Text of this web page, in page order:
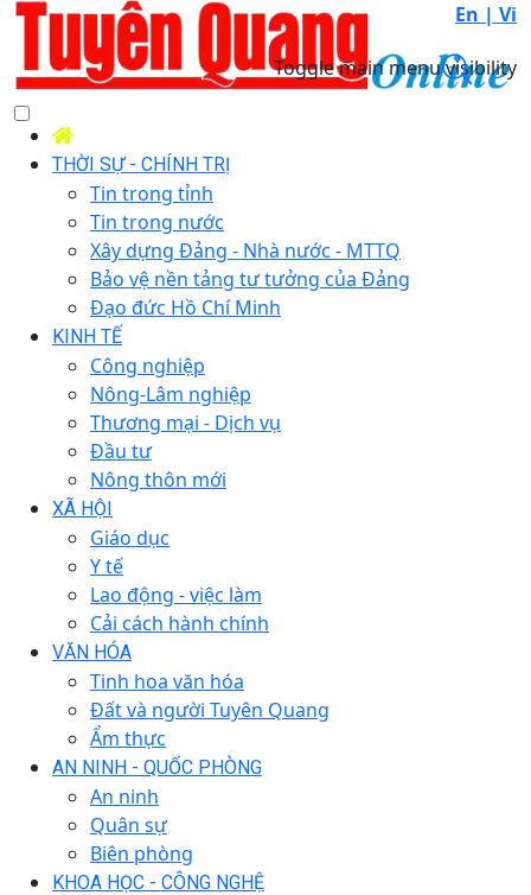
En | Vi
Toggle main menu visibility
THỜI SỰ - CHÍNH TRỊ
Tin trong tỉnh
Tin trong nước
Xây dựng Đảng - Nhà nước - MTTQ
Bảo vệ nền tảng tư tưởng của Đảng
Đạo đức Hồ Chí Minh
KINH TẾ
Công nghiệp
Nông-Lâm nghiệp
Thương mại - Dịch vụ
Đầu tư
Nông thôn mới
XÃ HỘI
Giáo dục
Y tế
Lao động - việc làm
Cải cách hành chính
VĂN HÓA
Tinh hoa văn hóa
Đất và người Tuyên Quang
Ẩm thực
AN NINH - QUỐC PHÒNG
An ninh
Quân sự
Biên phòng
KHOA HỌC - CÔNG NGHỆ